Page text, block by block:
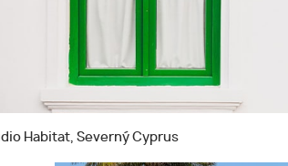
Habitat, Severný Cyprus